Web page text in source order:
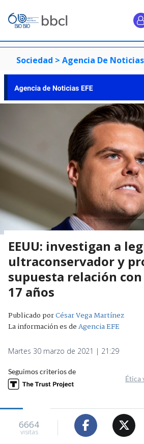
Sociedad > Agencia De Noticias
EEUU: investigan a
ultraconservador y
supuesta relación
17 años
Publicado porCésar Vega Martínez
La información es deAgencia EFE
Martes 30 marzo de 2021 | 21:29
Seguimos criterios de
Ética
6664
visitas